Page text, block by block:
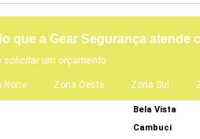
que a Gear Segurança atende
solicitar um orçamento
Norte Zona Oeste Zona Sul
Bela Vista
Cambuci